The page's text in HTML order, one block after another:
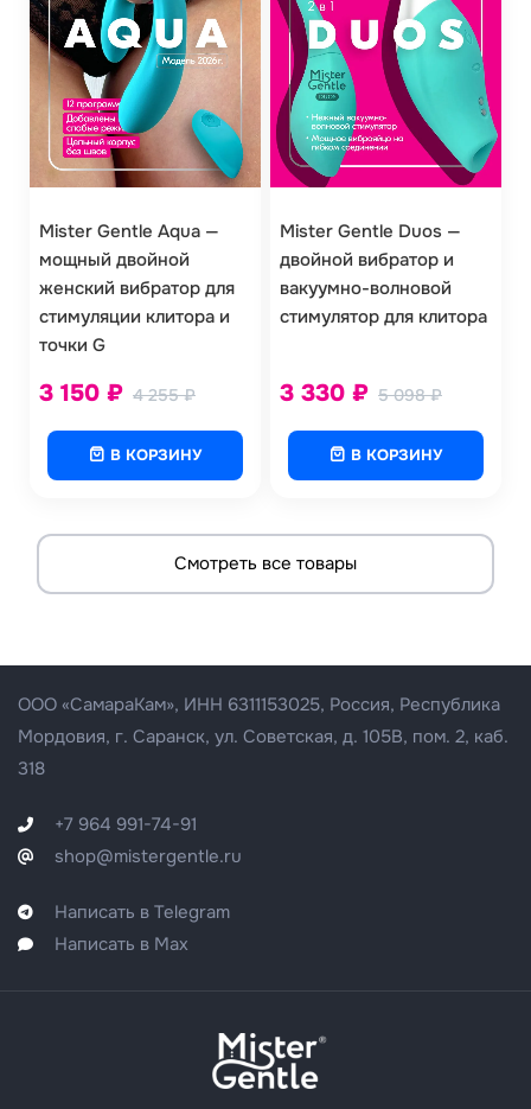
Mister Gentle Aqua —
мощный двойной
женский вибратор для
стимуляции клитора и
точки G
4 255₽
3 150 ₽
В КОРЗИНУ
Mister Gentle Duos —
двойной вибратор и
вакуумно-волновой
стимулятор для клитора
5 098₽
3 330 ₽
В КОРЗИНУ
Смотреть все товары
ООО «СамараКам», ИНН 6311153025, Россия, Республика
Мордовия, г. Саранск, ул. Советская, д. 105В, пом. 2, каб.
318
+7 964 991-74-91
shop@mistergentle.ru
Написать в Telegram
Написать в Max